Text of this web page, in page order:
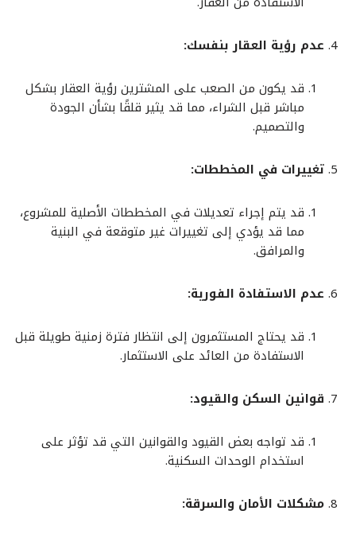
عدم رؤية العقار بنفسك:
قد يكون من الصعب على المشترين رؤية العقار بشكل
مباشر قبل الشراء، مما قد يثير قلقًا بشأن الجودة
والتصميم.
تغييرات في المخططات:
قد يتم إجراء تعديلات في المخططات الأصلية للمشروع،
مما قد يؤدي إلى تغييرات غير متوقعة في البنية
والمرافق.
عدم الاستفادة الفورية:
قد يحتاج المستثمرون إلى انتظار فترة زمنية طويلة قبل
الاستفادة من العائد على الاستثمار.
قوانين السكن والقيود:
قد تواجه بعض القيود والقوانين التي قد تؤثر على
استخدام الوحدات السكنية.
مشكلات الأمان والسرقة: